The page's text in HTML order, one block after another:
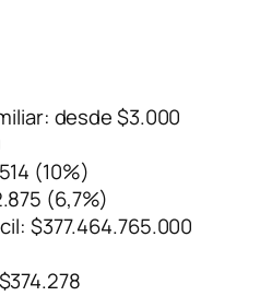
desde $3.000
(10%)
(6,7%)
$377.464.765.000